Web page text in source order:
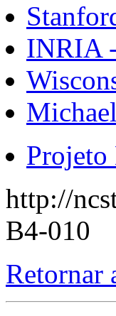
INRIA
http://
B4-010
Retornar